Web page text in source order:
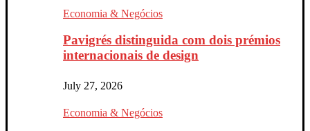
Economia & Negócios
Pavigrés distinguida com dois prémios
internacionais de design
July 27, 2026
Economia & Negócios